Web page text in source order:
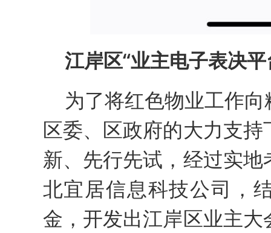
江岸区“业主电子表决平
为了将红色物业工作
区委、区政府的大力支
新、先行先试，经过实
北宜居信息科技公司，
金，开发出江岸区业主